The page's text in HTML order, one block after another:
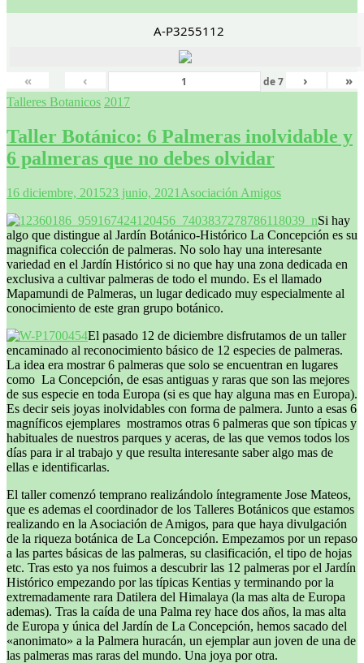
A-P3255112
« ‹ de7 › »
Talleres Botanicos 2017
Taller Botánico: 6 Palmeras inolvidable y
6 palmeras que no debes olvidar
16 diciembre, 201523 junio, 2021 Asociación Amigos
Si hay
algo que distingue al Jardín Botánico-Histórico La Concepción es su
magnifica colección de palmeras. No solo hay una interesante
variedad en el Jardín Histórico si no que hay una zona dedicada en
exclusiva a cultivar palmeras de todo el mundo. Es el llamado
Mapamundi de Palmeras, un lugar dedicado muy especialmente al
conocimiento de este gran grupo botánico.
El pasado 12 de diciembre disfrutamos de un taller
encaminado al reconocimiento básico de 12 especies de palmeras.
La idea era mostrar 6 palmeras que solo se encuentran en lugares
como La Concepción, de esas antiguas y raras que son las mejores
de sus especie en toda Europa (si es que hay alguna mas en Europa).
Es decir seis joyas inolvidables con forma de palmera. Junto a esas 6
magníficos ejemplares mostramos otras 6 palmeras que son típicas y
habituales de nuestros parques y aceras, de las que vemos todos los
días para ir al trabajo y que resulta interesante saber algo mas de
ellas e identificarlas.
El taller comenzó temprano realizándolo íntegramente Jose Mateos,
que es ademas el coordinador de los Talleres Botánicos que estamos
realizando en la Asociación de Amigos, para que haya divulgación
de la riqueza botánica de La Concepción. Empezamos por un repaso
a las partes básicas de las palmeras, su clasificación, el tipo de hojas
etc. Tras esto ya nos fuimos a descubrir las 12 palmeras por el Jardín
Histórico empezando por las típicas Kentias y terminando por la
extremadamente rara Datilera del Himalaya (la mas alta de Europa
ademas). Tras la caída de una Palma rey hace dos años, la mas alta
de Europa y única del Jardín de La Concepción, hemos sacado del
«anonimato» a la Palmera huracán, un ejemplar aun joven de una de
las palmeras mas raras del mundo. Una joya por otra.